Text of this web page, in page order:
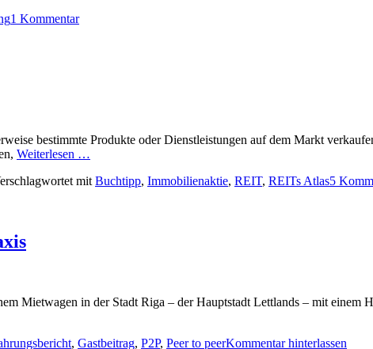
1 Kommentar
bestimmte Produkte oder Dienstleistungen auf dem Markt
Weiterlesen …
mit Buchtipp, Immobilienaktie, REIT, REITs Atlas5
in der Stadt Riga – der Hauptstadt Lettlands – mit einem
, Gastbeitrag, P2P, Peer to peerKommentar hinterlassen